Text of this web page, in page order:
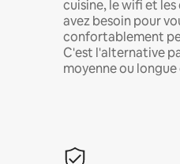
cuisine, le wifi et
avez besoin pour
confortablement
C'est l'alternative
moyenne ou longue